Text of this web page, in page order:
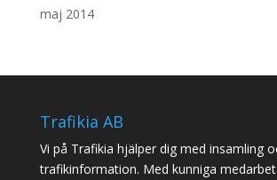
maj 2014
Trafikia AB
Vi på Trafikia hjälper dig med insamling
trafikinformation. Med kunniga